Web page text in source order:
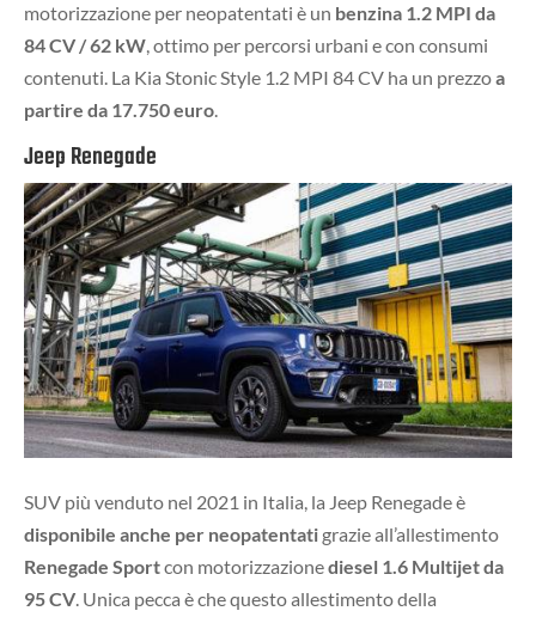
motorizzazione per neopatentati è un benzina 1.2 MPI da
84 CV / 62 kW, ottimo per percorsi urbani e con consumi
contenuti. La Kia Stonic Style 1.2 MPI 84 CV ha un prezzoa
partire da 17.750 euro.
Jeep Renegade
SUV più venduto nel 2021 in Italia, la Jeep Renegade è
disponibile anche per neopatentati grazie all’allestimento
Renegade Sportcon motorizzazionediesel 1.6 Multijet da
95 CV . Unica pecca è che questo allestimento della